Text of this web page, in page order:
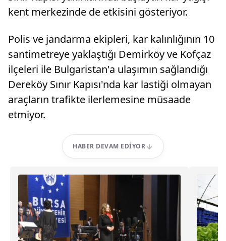
kent merkezinde de etkisini gösteriyor.
Polis ve jandarma ekipleri, kar kalınlığının 10
santimetreye yaklaştığı Demirköy ve Kofçaz
ilçeleri ile Bulgaristan'a ulaşımın sağlandığı
Dereköy Sınır Kapısı'nda kar lastiği olmayan
araçların trafikte ilerlemesine müsaade
etmiyor.
HABER DEVAM EDIYOR